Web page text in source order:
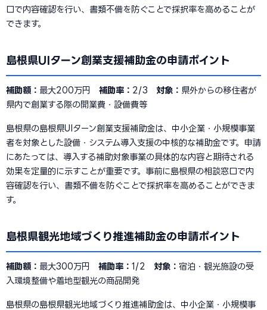
口で内容確認を行い、書類不備を防ぐことで採択率を高めることが
できます。
島根県UIターン創業支援補助金の申請ポイント
補助額： 最大200万円 補助率： 2/3 対象： 県外からの移住者が
県内で創業する際の開業費・設備費等
島根県の島根県UIターン創業支援補助金は、中小企業・小規模事業
者を対象とした設備・システム導入支援の中核的な補助金です。申請
にあたっては、導入する補助対象事業の具体的な内容と期待される
効果を定量的に示すことが重要です。事前に島根県の相談窓口で内
容確認を行い、書類不備を防ぐことで採択率を高めることができま
す。
島根県観光地域づくり推進補助金の申請ポイント
補助額： 最大300万円 補助率： 1/2 対象： 宿泊・観光施設の受
入環境整備や着地型観光の商品開発
島根県の島根県観光地域づくり推進補助金は、中小企業・小規模事